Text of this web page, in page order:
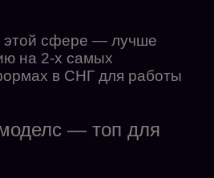
этой сфере — лучше
на 2-х самых
в СНГ для работы
— топ для